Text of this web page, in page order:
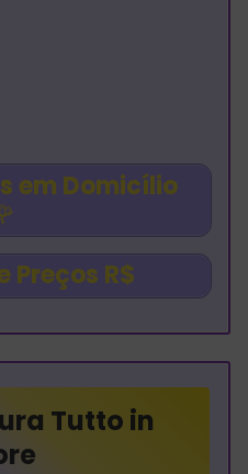
em Domicílio
Preços R$
Tutto in